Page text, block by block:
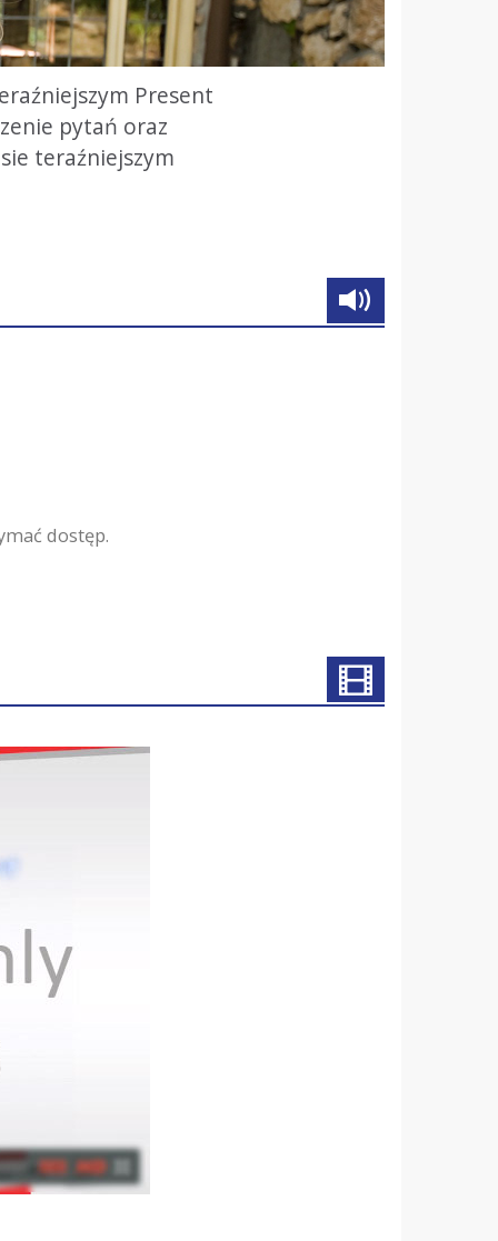
Present
pytań oraz
teraźniejszym
dostęp.